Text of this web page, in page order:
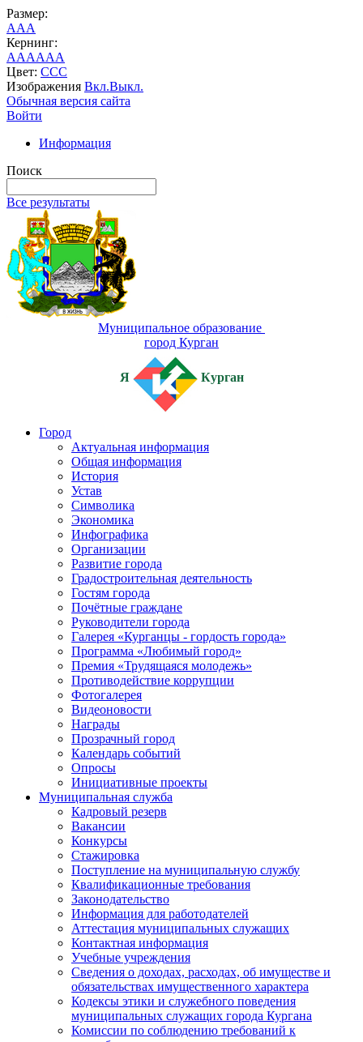
Размер:
AAA
Кернинг:
AAAAAA
Цвет: CCC
Изображения Вкл.Выкл.
Обычная версия сайта
Войти
Информация
Поиск
Все результаты
Муниципальное образование
город Курган
Я Курган
Город
Актуальная информация
Общая информация
История
Устав
Символика
Экономика
Инфографика
Организации
Развитие города
Градостроительная деятельность
Гостям города
Почётные граждане
Руководители города
Галерея «Курганцы - гордость города»
Программа «Любимый город»
Премия «Трудящаяся молодежь»
Противодействие коррупции
Фотогалерея
Видеоновости
Награды
Прозрачный город
Календарь событий
Опросы
Инициативные проекты
Муниципальная служба
Кадровый резерв
Вакансии
Конкурсы
Стажировка
Поступление на муниципальную службу
Квалификационные требования
Законодательство
Информация для работодателей
Аттестация муниципальных служащих
Контактная информация
Учебные учреждения
Сведения о доходах, расходах, об имуществе и
обязательствах имущественного характера
Кодексы этики и служебного поведения
муниципальных служащих города Кургана
Комиссии по соблюдению требований к